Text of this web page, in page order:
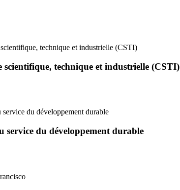
technique et industrielle (CSTI)
technique et industrielle (CSTI)
service du développement durable
service du développement durable